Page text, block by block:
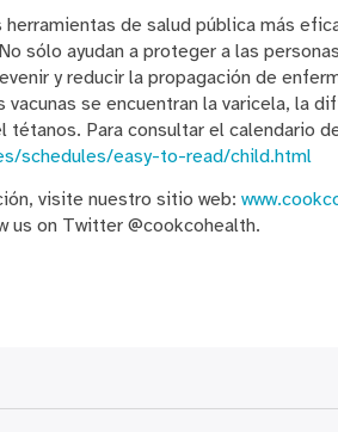
herramientas de salud pública más
sólo ayudan a proteger a las
y reducir la propagación de
se encuentran la varicela, la
Para consultar el calendario
schedules/easy-to-read/child.html
visite nuestro sitio web:
us on Twitter @cookcohealth.